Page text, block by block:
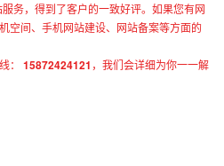
务，得到了客户的一致好评。如果您有网
空间、手机网站建设、网站备案等方面的
：
15872424121 ，我们会详细为你一一解